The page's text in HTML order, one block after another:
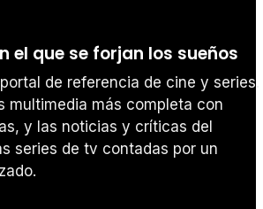
el que se forjan los sueños
de referencia de cine y series.
multimedia más completa con
y las noticias y críticas del
series de tv contadas por un